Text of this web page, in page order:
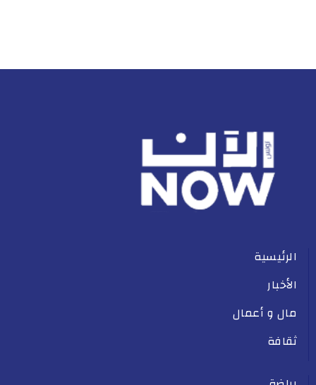
الرئيسية
الأخبار
مال و أعمال
ثقافة